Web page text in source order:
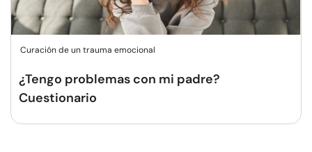
Curación de un trauma emocional
¿Tengo problemas con mi padre?
Cuestionario